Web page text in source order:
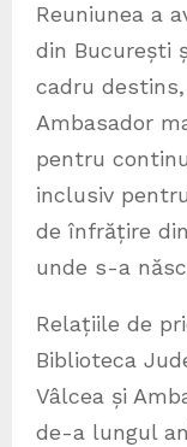
Reuniunea a
din București
cadru
Ambasador
pentru
inclusiv
de înfrățire
unde s-a
Relațiile de
Biblioteca
Vâlcea și
de-a lungul